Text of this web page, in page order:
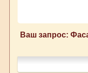
Ваш запрос: